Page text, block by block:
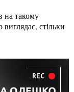
на такому
стільки
REC